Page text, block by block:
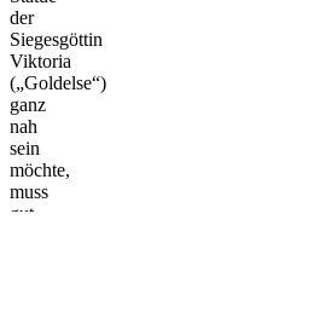
der
Siegesgöttin
Viktoria
(„Goldelse“)
ganz
nah
sein
möchte,
muss
gut